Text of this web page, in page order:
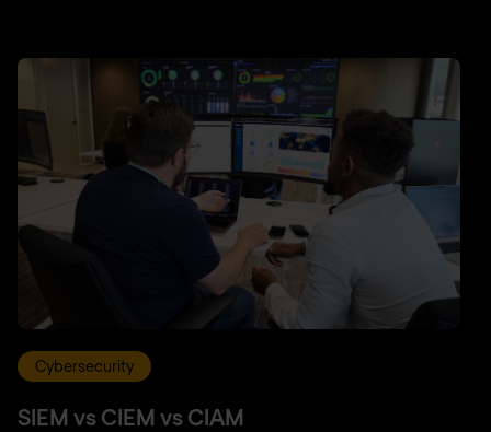
Cybersecurity
SIEM vs CIEM vs CIAM